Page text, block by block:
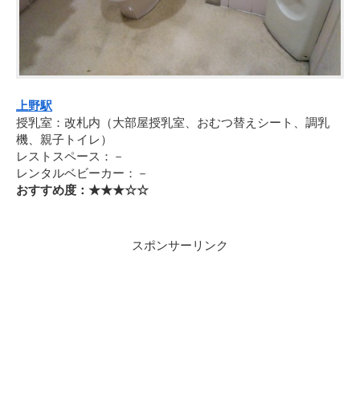
上野駅
授乳室：改札内（大部屋授乳室、おむつ替えシート、調乳
機、親子トイレ）
レストスペース：－
レンタルベビーカー：－
おすすめ度：★★★☆☆
スポンサーリンク